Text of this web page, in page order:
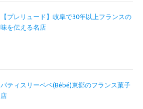
【プレリュード】岐阜で30年以上フランスの
味を伝える名店
パティスリーベベ(Bébé)東郷のフランス菓子
店